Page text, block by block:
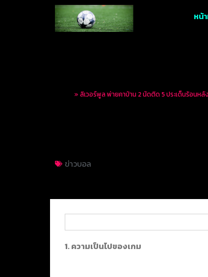
หน้
» ลิเวอร์พูล พ่ายคาบ้าน 2 นัดติด 5 ประเด็นร้อนห
ข่าวบอล
1. ความเป็นไปของเกม